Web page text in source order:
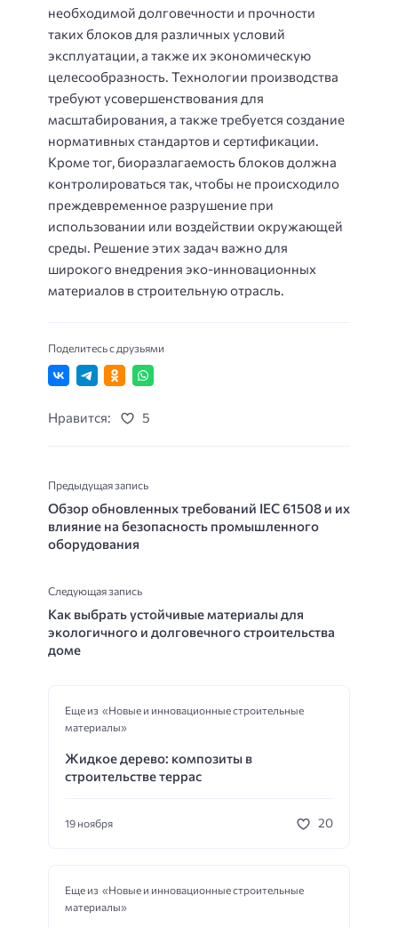
необходимой долговечности и прочности
таких блоков для различных условий
эксплуатации, а также их экономическую
целесообразность. Технологии производства
требуют усовершенствования для
масштабирования, а также требуется создание
нормативных стандартов и сертификации.
Кроме тог, биоразлагаемость блоков должна
контролироваться так, чтобы не происходило
преждевременное разрушение при
использовании или воздействии окружающей
среды. Решение этих задач важно для
широкого внедрения эко-инновационных
материалов в строительную отрасль.
Поделитесь с друзьями
Нравится: 5
Предыдущая запись
Обзор обновленных требований IEC 61508 и их
влияние на безопасность промышленного
оборудования
Следующая запись
Как выбрать устойчивые материалы для
экологичного и долговечного строительства
доме
Еще из «Новые и инновационные строительные
материалы»
Жидкое дерево: композиты в
строительстве террас
19 ноября 20
Еще из «Новые и инновационные строительные
материалы»